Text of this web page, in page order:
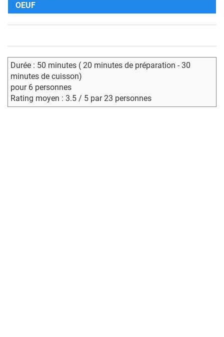
OEUF
Durée : 50 minutes ( 20 minutes de préparation - 30
minutes de cuisson)
pour 6 personnes
Rating moyen : 3.5 / 5 par 23 personnes